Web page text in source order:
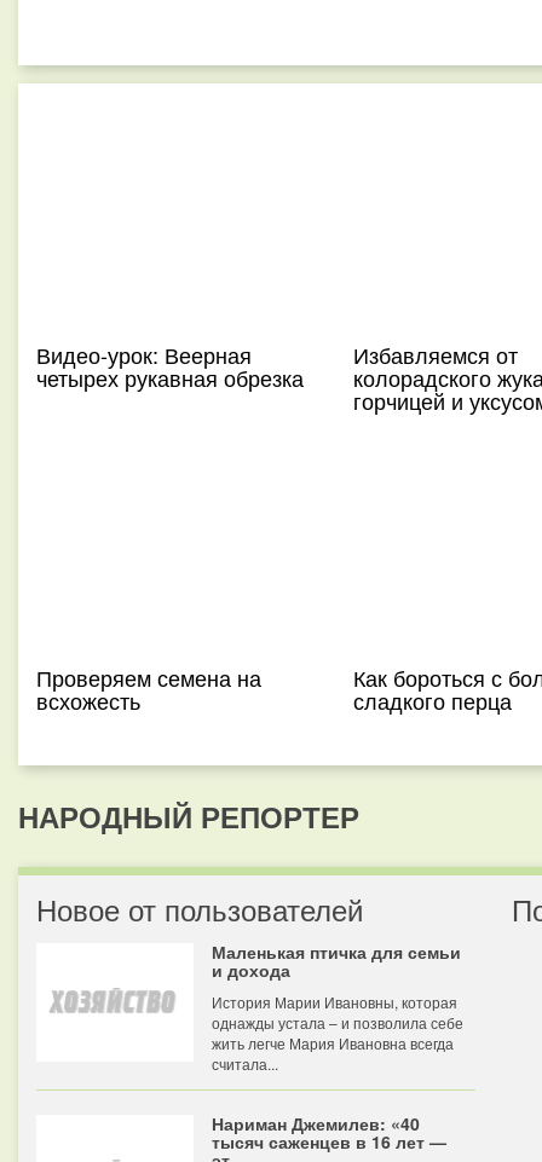
Видео-урок: Веерная
четырех рукавная обрезка
Избавляемся от
колорадского
горчицей и
Проверяем семена на
всхожесть
Как бороться с
сладкого перца
НАРОДНЫЙ РЕПОРТЕР
Новое от пользователей
Маленькая птичка для семьи
и дохода
История Марии Ивановны, которая
однажды устала – и позволила себе
жить легче Мария Ивановна всегда
считала...
Нариман Джемилев: «40
тысяч саженцев в 16 лет —